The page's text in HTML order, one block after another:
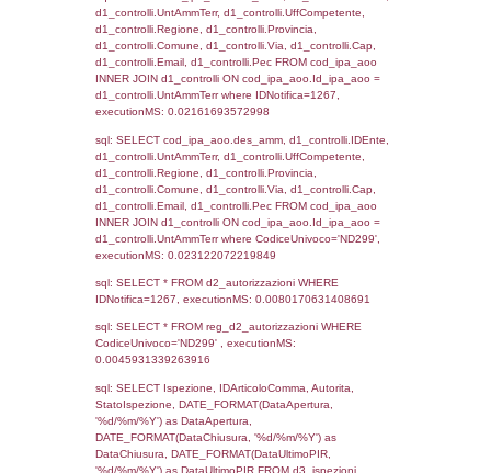
LEFT JOIN el_comuni AS el_comuni_1 ON
a1_stabilimento.IstComuneSL =
LEFT JOIN el_province AS el_province_1
a1_stabilimento.IstProvinciaSL =
el_province_1.IstProvincia) LEFT JOIN
el_regioni_1 ON
el_regioni_1.IstRegione where
executionMS: 0.00058507919311523
sql: SELECT reg_a1_stabilimento.*,
ComuneST, el_province.citta as
el_regioni.Regione as RegioneST,
as ComuneSL, el_province_1.citta as
el_regioni_1.Regione as RegioneSL FROM
(((((reg_a1_stabilimento LEFT JOIN
reg_a1_stabilimento.ComuneStab =
LEFT JOIN el_province ON
reg_a1_stabilimento.ProvinciaStab =
el_province.IstProvincia) LEFT JOIN